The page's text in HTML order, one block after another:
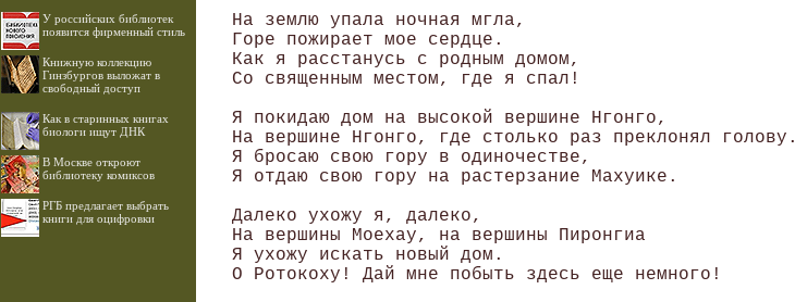
У российских библиотек
появится фирменный стиль
Книжную коллекцию
Гинзбургов выложат в
свободный доступ
Как в старинных книгах
биологи ищут ДНК
В Москве откроют
библиотеку комиксов
РГБ предлагает выбрать
книги для оцифровки
На землю упала ночная мгла,
Горе пожирает мое сердце.
Как я расстанусь с родным домом,
Со священным местом, где я спал!
Я покидаю дом на высокой вершине Нгонго,
На вершине Нгонго, где столько раз преклонял голову.
Я бросаю свою гору в одиночестве,
Я отдаю свою гору на растерзание Махуике.
Далеко ухожу я, далеко,
На вершины Моехау, на вершины Пиронгиа
Я ухожу искать новый дом.
О Ротокоху! Дай мне побыть здесь еще немного!